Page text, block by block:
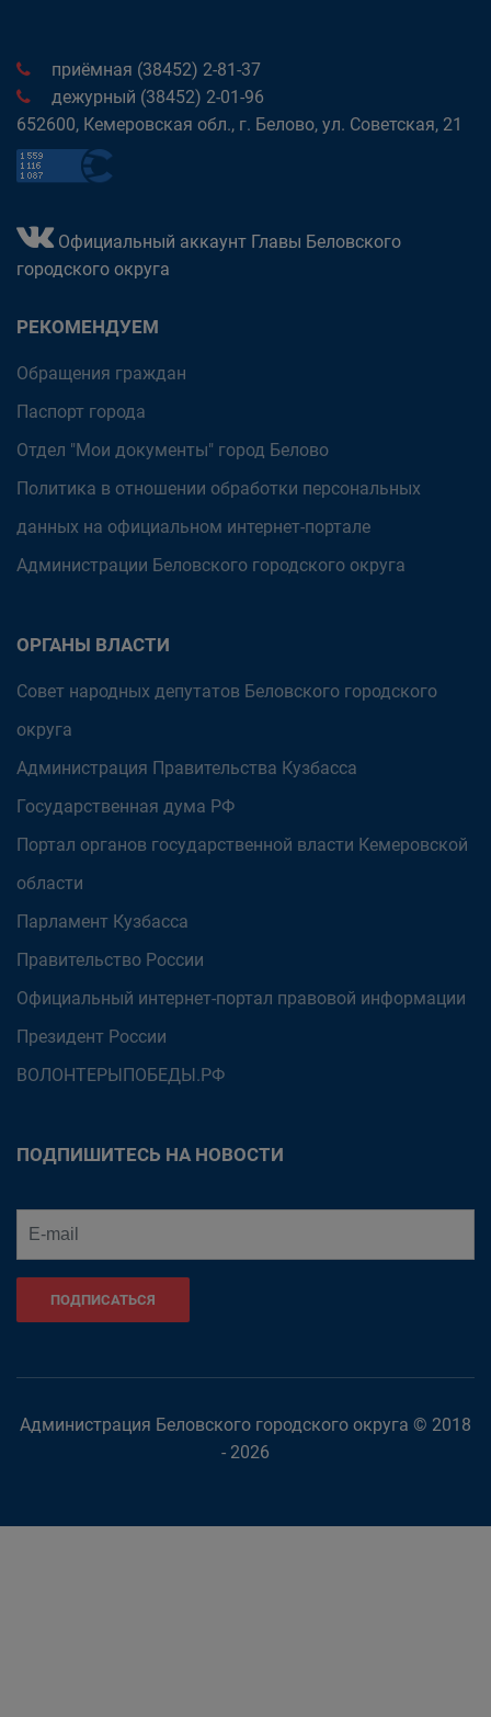
приёмная (38452) 2-81-37
дежурный (38452) 2-01-96
652600, Кемеровская обл., г. Белово, ул. Советская, 21
Официальный аккаунт Главы Беловского
городского округа
РЕКОМЕНДУЕМ
Обращения граждан
Паспорт города
Отдел "Мои документы" город Белово
Политика в отношении обработки персональных
данных на официальном интернет-портале
Администрации Беловского городского округа
ОРГАНЫ ВЛАСТИ
Совет народных депутатов Беловского городского
округа
Администрация Правительства Кузбасса
Государственная дума РФ
Портал органов государственной власти Кемеровской
области
Парламент Кузбасса
Правительство России
Официальный интернет-портал правовой информации
Президент России
ВОЛОНТЕРЫПОБЕДЫ.РФ
ПОДПИШИТЕСЬ НА НОВОСТИ
ПОДПИСАТЬСЯ
Администрация Беловского городского округа © 2018
- 2026